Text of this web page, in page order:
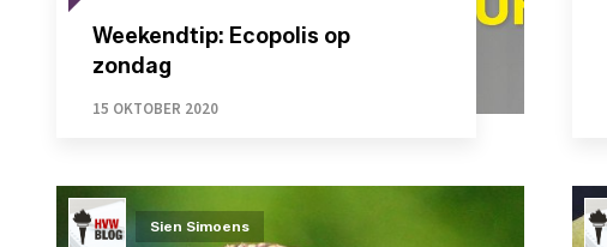
Weekendtip: Ecopolis op
zondag
15 OKTOBER 2020
Sien Simoens